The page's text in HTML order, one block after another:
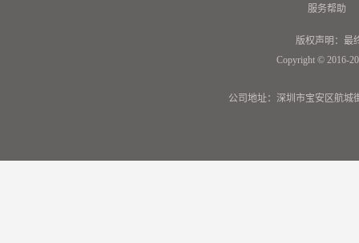
服务帮助
版权声明：最
Copyright © 2016-
公司地址：深圳市宝安区航城